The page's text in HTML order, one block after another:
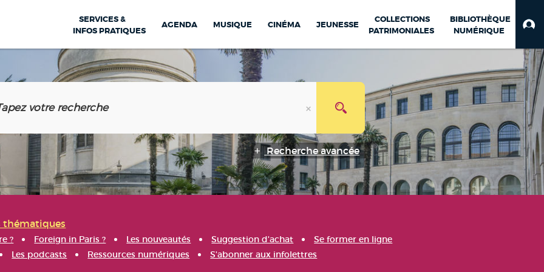
SERVICES &
INFOS PRATIQUES
AGENDA MUSIQUE CINÉMA JEUNESSE
COLLECTIONS
PATRIMONIALES
BIBLIOTHÈQUE
NUMÉRIQUE
Recherche avancée
thématiques
? Foreign in Paris ? Les nouveautés Suggestion d'achat
Se former en ligne
Les podcasts Ressources numériques S'abonner aux infolettres